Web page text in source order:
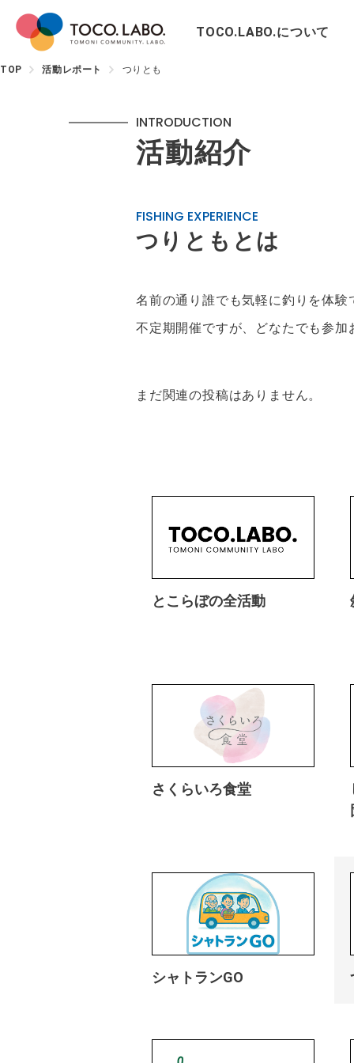
TOCO.LABO.について
TOP 活動レポート つりとも
INTRODUCTION
活動紹介
FISHING EXPERIENCE
つりともとは
名前の通り誰でも気軽に釣りを体験
不定期開催ですが、どなたでも参
まだ関連の投稿はありません。
とこらぼの全活動
さくらいろ食堂
シャトランGO